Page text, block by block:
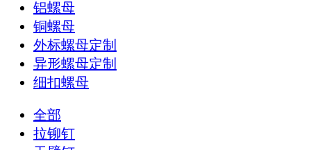
铝螺母
铜螺母
外标螺母定制
异形螺母定制
细扣螺母
全部
拉铆钉